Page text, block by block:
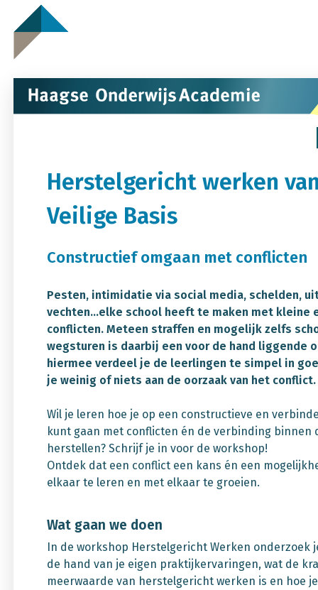
Herstelgericht werken
Veilige Basis
Constructief omgaan met conflicten
Pesten, intimidatie via social media, schelden,
vechten…elke school heeft te maken met kleine
conflicten. Meteen straffen en mogelijk zelfs
wegsturen is daarbij een voor de hand liggende
hiermee verdeel je de leerlingen te simpel in
je weinig of niets aan de oorzaak van het conflict.
Wil je leren hoe je op een constructieve en
kunt gaan met conflicten én de verbinding binnen
herstellen? Schrijf je in voor de workshop!
Ontdek dat een conflict een kans én een
elkaar te leren en met elkaar te groeien.
Wat gaan we doen
In de workshop Herstelgericht Werken onderzoek
de hand van je eigen praktijkervaringen, wat de
meerwaarde van herstelgericht werken is en hoe